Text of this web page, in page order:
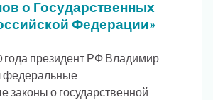
о Государственных
Федерации»
года президент РФ Владимир
федеральные
законы о государственной